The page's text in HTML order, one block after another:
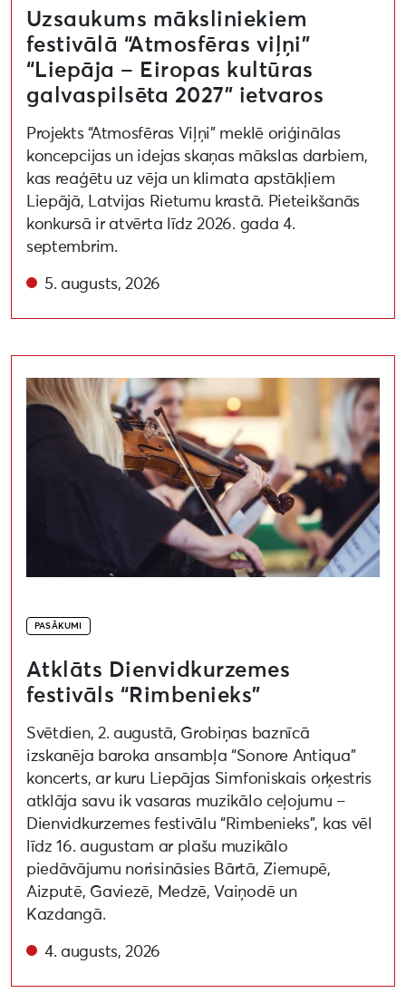
Uzsaukums māksliniekiem
festivālā “Atmosfēras viļņi”
“Liepāja – Eiropas kultūras
galvaspilsēta 2027” ietvaros
Projekts “Atmosfēras Viļņi” meklē oriģinālas
koncepcijas un idejas skaņas mākslas darbiem,
kas reaģētu uz vēja un klimata apstākļiem
Liepājā, Latvijas Rietumu krastā. Pieteikšanās
konkursā ir atvērta līdz 2026. gada 4.
septembrim.
5. augusts, 2026
PASĀKUMI
Atklāts Dienvidkurzemes
festivāls “Rimbenieks”
Svētdien, 2. augustā, Grobiņas baznīcā
izskanēja baroka ansambļa “Sonore Antiqua”
koncerts, ar kuru Liepājas Simfoniskais orķestris
atklāja savu ik vasaras muzikālo ceļojumu –
Dienvidkurzemes festivālu “Rimbenieks”, kas vēl
līdz 16. augustam ar plašu muzikālo
piedāvājumu norisināsies Bārtā, Ziemupē,
Aizputē, Gaviezē, Medzē, Vaiņodē un
Kazdangā.
4. augusts, 2026